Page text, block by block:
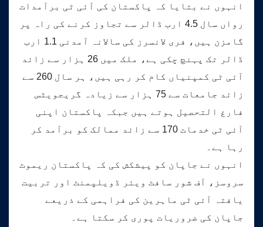
انہوں نے بتایا کہ پاکستان کی آئی ٹی برآمدات
رواں سال 4.5 ارب ڈالر سے تجاوز کرنے کی راہ پر
گامزن ہیں، فری لانسرز کی سالانہ آمدنی 1.1 ارب
ڈالر تک پہنچ چکی ہے، ملک میں 26 ہزار سے زائد
آئی ٹی کمپنیاں کام کر رہی ہیں، ہر سال 260 سے
زائد جامعات سے 75 ہزار سے زیادہ گریجویٹس
فارغ التحصیل ہوتے ہیں جبکہ پاکستان اپنی
آئی ٹی خدمات 170 سے زائد ممالک کو برآمد کر
رہا ہے۔
انہوں نے جاپان کو پیشکش کی کہ پاکستان ریموٹ
سروسز، آف شور سافٹ ویئر ڈویلپمنٹ اور تربیت
یافتہ آئی ٹی ماہرین کی فراہمی کے ذریعے
جاپان کی ضروریات پوری کر سکتا ہے۔